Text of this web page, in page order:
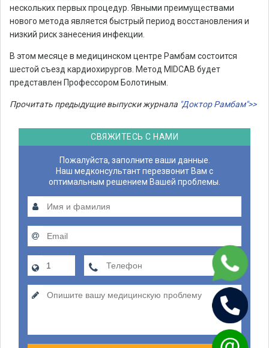
нескольких первых процедур. Явными преимуществами
нового метода является быстрый период восстановления и
низкий риск занесения инфекции.
В этом месяце в медицинском центре Рамбам состоится
шестой съезд кардиохирургов. Метод MIDCAB будет
представлен Профессором Болотиным.
Прочитать предыдущие выпуски журнала "Доктор Рамбам">>
СВЯЖИТЕСЬ С НАМИ
Пожалуйста, заполните ваши данные.
Наш медконсультант перезвонит Вам с
оптимальным решением Вашей проблемы.